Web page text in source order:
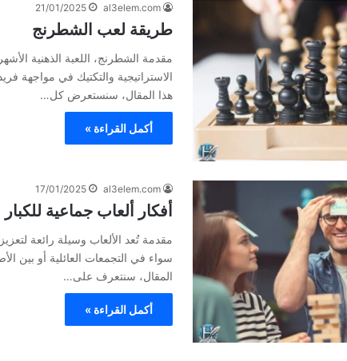
al3elem.com
21/01/2025
طريقة لعب الشطرنج
مقدمة الشطرنج، اللعبة الذهنية
الاستراتيجية والتكتيك في مواجهة
هذا المقال، سنستعرض كل…
أكمل القراءة »
al3elem.com
17/01/2025
أفكار ألعاب جماعية للكبار
مقدمة تُعد الألعاب وسيلة رائعة
سواء في التجمعات العائلية أو بين
المقال، سنتعرف على…
أكمل القراءة »